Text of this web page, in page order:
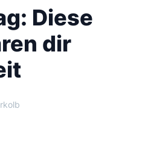
Diese
dir